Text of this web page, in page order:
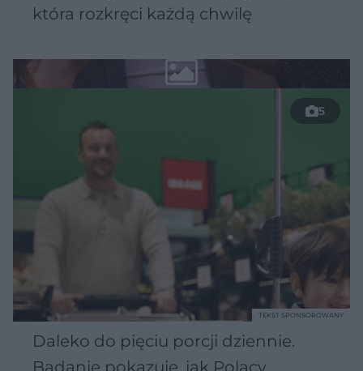
która rozkręci każdą chwilę
5
Daleko do pięciu porcji dziennie.
Badanie pokazuje, jak Polacy
TEKST SPONSOROWANY